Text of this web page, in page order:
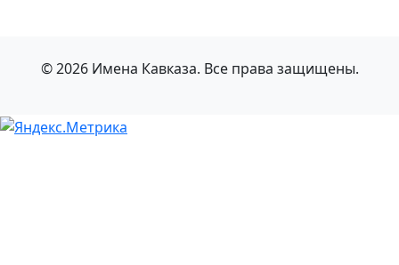
© 2026 Имена Кавказа. Все права защищены.